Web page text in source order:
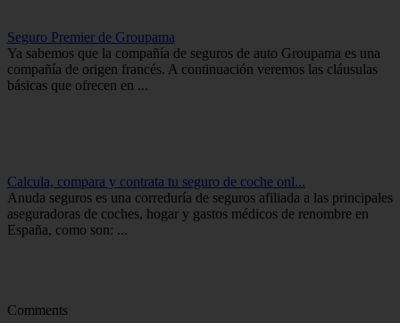
Seguro Premier de Groupama
Ya sabemos que la compañía de seguros de auto Groupama es una
compañía de origen francés. A continuación veremos las cláusulas
básicas que ofrecen en ...
Calcula, compara y contrata tu seguro de coche onl...
Anuda seguros es una correduría de seguros afiliada a las principales
aseguradoras de coches, hogar y gastos médicos de renombre en
España, como son: ...
Comments